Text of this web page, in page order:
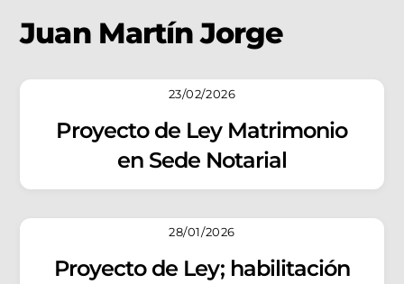
Juan Martín Jorge
23/02/2026
Proyecto de Ley Matrimonio
en Sede Notarial
28/01/2026
Proyecto de Ley; habilitación